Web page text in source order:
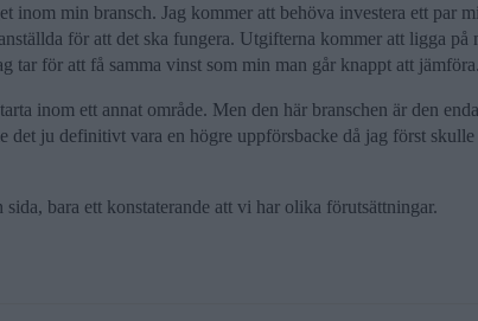
inom min bransch. Jag kommer att behöva investera ett par
för att det ska fungera. Utgifterna kommer att ligga på
tar för att få samma vinst som min man går knappt att jämföra.
inom ett annat område. Men den här branschen är den
det ju definitivt vara en högre uppförsbacke då jag först
bara ett konstaterande att vi har olika förutsättningar.